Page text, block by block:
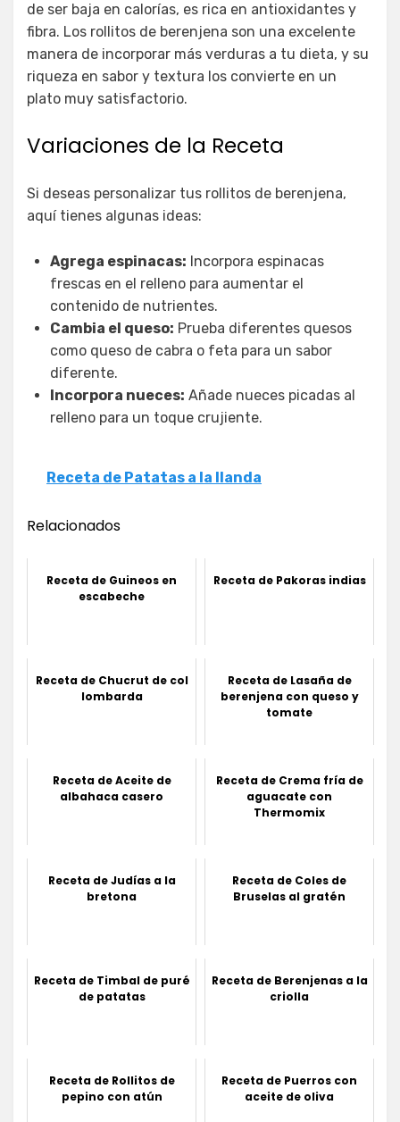
de ser baja en calorías, es rica en antioxidantes y
fibra. Los rollitos de berenjena son una excelente
manera de incorporar más verduras a tu dieta, y su
riqueza en sabor y textura los convierte en un
plato muy satisfactorio.
Variaciones de la Receta
Si deseas personalizar tus rollitos de berenjena,
aquí tienes algunas ideas:
Agrega espinacas: Incorpora espinacas
frescas en el relleno para aumentar el
contenido de nutrientes.
Cambia el queso: Prueba diferentes quesos
como queso de cabra o feta para un sabor
diferente.
Incorpora nueces: Añade nueces picadas al
relleno para un toque crujiente.
Receta de Patatas a la llanda
Relacionados
Receta de Guineos en
escabeche
Receta de Pakoras indias
Receta de Chucrut de col
lombarda
Receta de Lasaña de
berenjena con queso y
tomate
Receta de Aceite de
albahaca casero
Receta de Crema fría de
aguacate con
Thermomix
Receta de Judías a la
bretona
Receta de Coles de
Bruselas al gratén
Receta de Timbal de puré
de patatas
Receta de Berenjenas a la
criolla
Receta de Rollitos de
pepino con atún
Receta de Puerros con
aceite de oliva